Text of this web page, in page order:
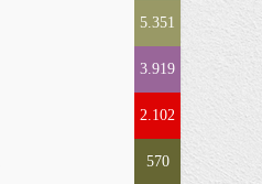
5.351
3.919
2.102
570